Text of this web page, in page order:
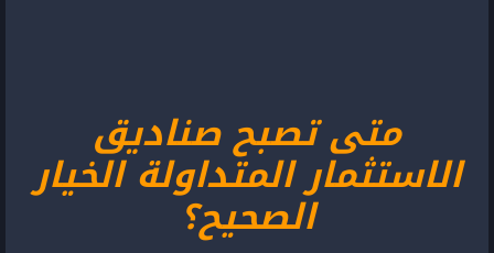
متى تصبح صناديق
الاستثمار المتداولة الخيار
الصحيح؟